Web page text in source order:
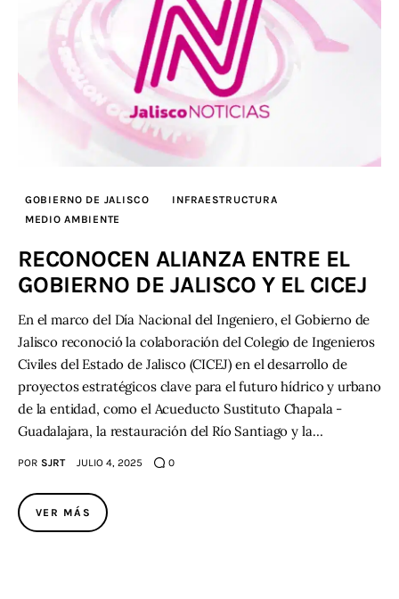
GOBIERNO DE JALISCO
INFRAESTRUCTURA
MEDIO AMBIENTE
RECONOCEN ALIANZA ENTRE EL
GOBIERNO DE JALISCO Y EL CICEJ
En el marco del Día Nacional del Ingeniero, el Gobierno de
Jalisco reconoció la colaboración del Colegio de Ingenieros
Civiles del Estado de Jalisco (CICEJ) en el desarrollo de
proyectos estratégicos clave para el futuro hídrico y urbano
de la entidad, como el Acueducto Sustituto Chapala -
Guadalajara, la restauración del Río Santiago y la…
POR SJRT JULIO 4, 2025 0
VER MÁS